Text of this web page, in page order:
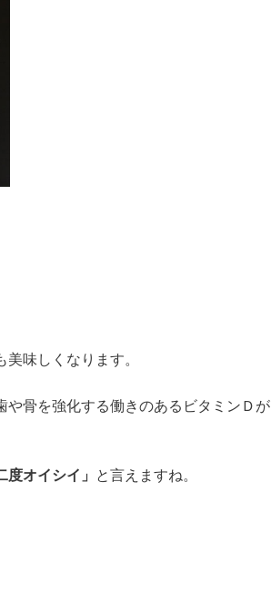
味しくなります。
骨を強化する働きのあるビタミンＤが
度オイシイ」 と言えますね。